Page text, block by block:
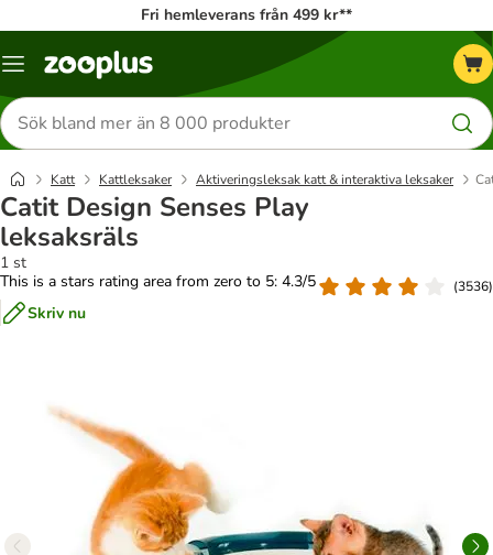
Fri hemleverans från 499 kr**
Katalogmeny
Sök
efter
produkter
Katt Kattleksaker Aktiveringsleksak katt & interaktiva leksaker
Catit Design Senses Play
leksaksräls
1 st
This is a stars rating area from zero to 5: 4.3/5
(3536)
Skriv nu